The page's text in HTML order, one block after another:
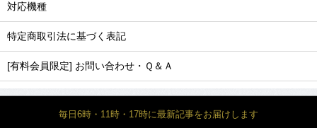
対応機種
特定商取引法に基づく表記
[有料会員限定] お問い合わせ・Ｑ＆Ａ
毎日6時・11時・17時に最新記事をお届けします